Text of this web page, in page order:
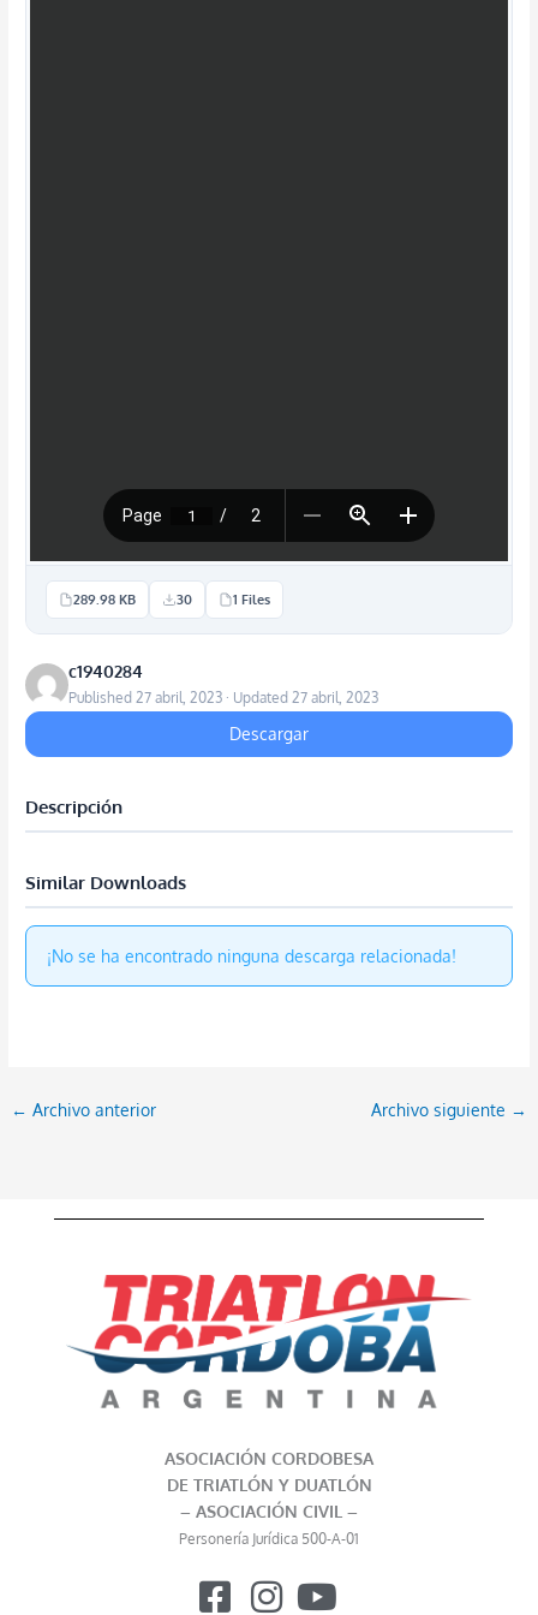
289.98 KB 30 1 Files
c1940284
Published 27 abril, 2023 · Updated 27 abril, 2023
Descargar
Descripción
Similar Downloads
¡No se ha encontrado ninguna descarga relacionada!
← Archivo anterior Archivo siguiente →
ASOCIACIÓN CORDOBESA
DE TRIATLÓN Y DUATLÓN
– ASOCIACIÓN CIVIL –
Personería Jurídica 500-A-01